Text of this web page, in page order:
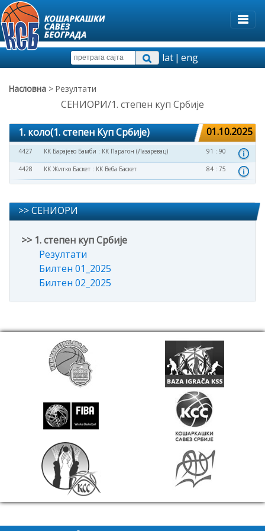
lat|eng
Насловна > Резултати
СЕНИОРИ/1. степен куп Србије
1. коло(1. степен Куп Србије) 01.10.2025
4427 КК Барајево Бамби : КК Парагон (Лазаревац) 91 : 90
4428 КК Житко Баскет : КК Веба Баскет 84 : 75
>> СЕНИОРИ
>> 1. степен куп Србије
Резултати
Билтен 01_2025
Билтен 02_2025